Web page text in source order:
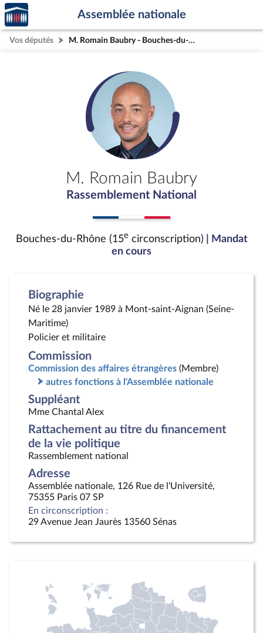
Aller au contenu
Aller en bas de la page
Accèder
à la
page
d'accueil
Assemblée nationale
Vos députés M. Romain Baubry - Bouches-du-Rhône (15e circonscription)
M. Romain Baubry
Rassemblement National
Bouches-du-Rhône (15ecirconscription)
| Mandat
en cours
Biographie
Né le 28 janvier 1989 à Mont-saint-Aignan (Seine-
Maritime)
Policier et militaire
Commission
Commission des affaires étrangères (Membre)
autres fonctions à l'Assemblée nationale
Suppléant
Mme Chantal Alex
Rattachement au titre du financement
de la vie politique
Rassemblement national
Adresse
Assemblée nationale, 126 Rue de l'Université,
75355 Paris 07 SP
En circonscription :
29 Avenue Jean Jaurès 13560 Sénas